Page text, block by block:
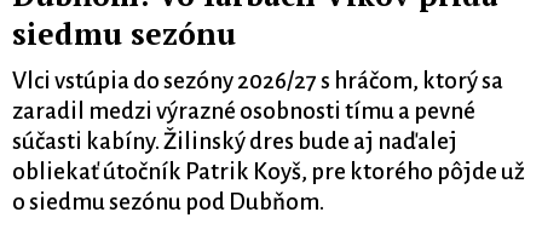
siedmu sezónu
Vlci vstúpia do sezóny 2026/27 s hráčom, ktorý sa
zaradil medzi výrazné osobnosti tímu a pevné
súčasti kabíny. Žilinský dres bude aj naďalej
obliekať útočník Patrik Koyš, pre ktorého pôjde už
o siedmu sezónu pod Dubňom.